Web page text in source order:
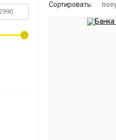
Сортировать: